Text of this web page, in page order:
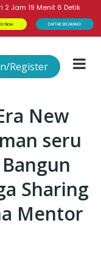
2 Jam 19 Menit 6 Detik
Now DAFTAR SEKARANG!
Register
New
seru
Sharing
Mentor